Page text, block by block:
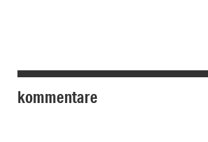
kommentare